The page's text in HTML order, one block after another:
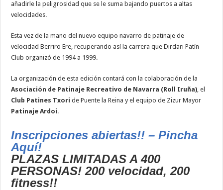
añadirle la peligrosidad que se le suma bajando puertos a altas
velocidades.
Esta vez de la mano del nuevo equipo navarro de patinaje de
velocidad Berriro Ere, recuperando así la carrera que Dirdari Patín
Club organizó de 1994 a 1999.
La organización de esta edición contará con la colaboración de la
Asociación de Patinaje Recreativo de Navarra (Roll Iruña) , el
Club Patines Txori de Puente la Reina y el equipo de Zizur Mayor
Patinaje Ardoi.
Inscripciones abiertas!! – Pincha
Aquí!
PLAZAS LIMITADAS A 400
PERSONAS! 200 velocidad, 200
fitness!!